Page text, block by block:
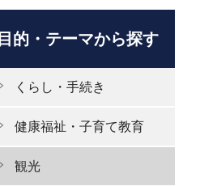
目的・テーマから探す
くらし・手続き
健康福祉・子育て教育
観光